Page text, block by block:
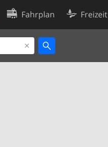
Fahrplan Freizeit
Cookie-Richtlinie
Cookie-Einstellungen